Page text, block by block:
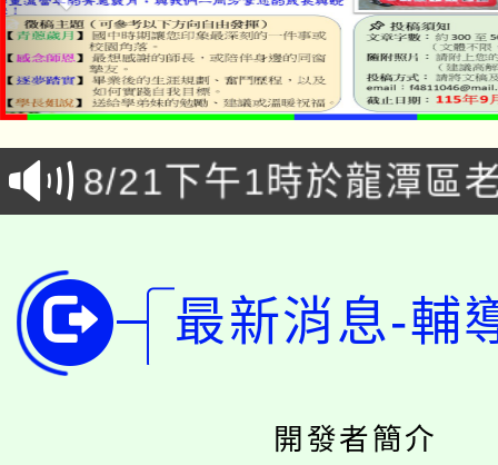
「本色祭」8/29、30在
場熱烈登場!
8/21下午1時於龍潭區
YOUNG桃局內行報名
局官網。
8月14至27日，桃園電
開!
115年桃園市運動會8/
視費優惠，中低收入戶
大園自造教育及科技
最新消息-輔
開發者簡介